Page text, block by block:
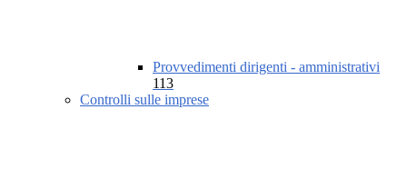
Provvedimenti dirigenti - amministrativi
113
Controlli sulle imprese